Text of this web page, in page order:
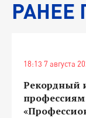
РАНЕЕ
18:13 7 августа
Рекордный